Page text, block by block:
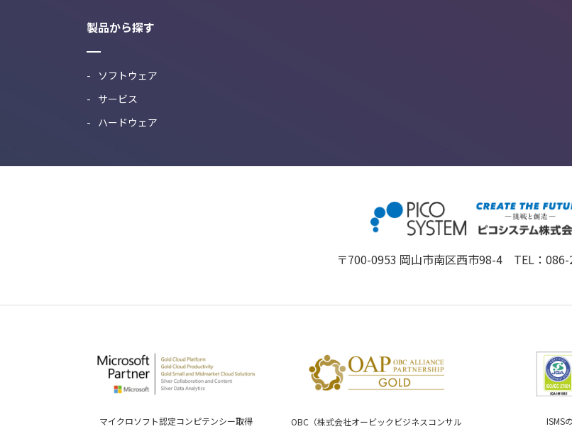
製品から探す
ソフトウェア
サービス
ハードウェア
〒700-0953 岡山市南区西市98-4 TEL： 086-
マイクロソフト認定コンピテンシー取得 OBC（株式会社オービックビジネスコンサル ISMS